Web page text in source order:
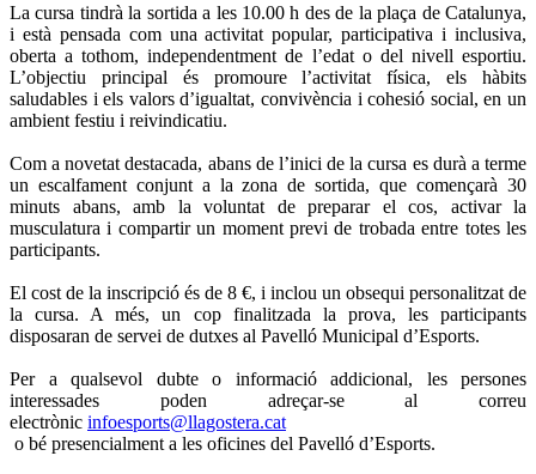
La cursa tindrà la sortida a les 10.00 h des de la plaça de Catalunya,
i està pensada com una activitat popular, participativa i inclusiva,
oberta a tothom, independentment de l’edat o del nivell esportiu.
L’objectiu principal és promoure l’activitat física, els hàbits
saludables i els valors d’igualtat, convivència i cohesió social, en un
ambient festiu i reivindicatiu.
Com a novetat destacada, abans de l’inici de la cursa es durà a terme
un escalfament conjunt a la zona de sortida, que començarà 30
minuts abans, amb la voluntat de preparar el cos, activar la
musculatura i compartir un moment previ de trobada entre totes les
participants.
El cost de la inscripció és de 8 €, i inclou un obsequi personalitzat de
la cursa. A més, un cop finalitzada la prova, les participants
disposaran de servei de dutxes al Pavelló Municipal d’Esports.
Per a qualsevol dubte o informació addicional, les persones
interessades poden adreçar-se al correu
electrònic infoesports@llagostera.cat
o bé presencialment a les oficines del Pavelló d’Esports.